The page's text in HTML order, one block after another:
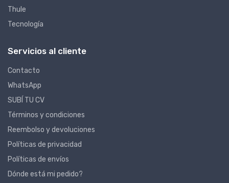
Thule
Tecnología
Servicios al cliente
Contacto
WhatsApp
SUBÍ TU CV
Términos y condiciones
Reembolso y devoluciones
Políticas de privacidad
Políticas de envíos
Dónde está mi pedido?